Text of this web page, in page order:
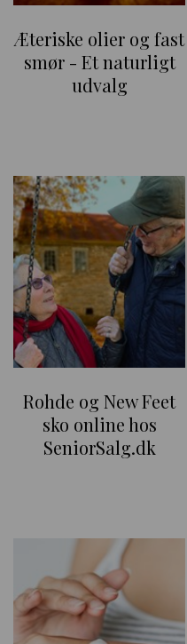
Æteriske olier og fast
smør - Et naturligt
udvalg
Rohde og New Feet
sko online hos
SeniorSalg.dk